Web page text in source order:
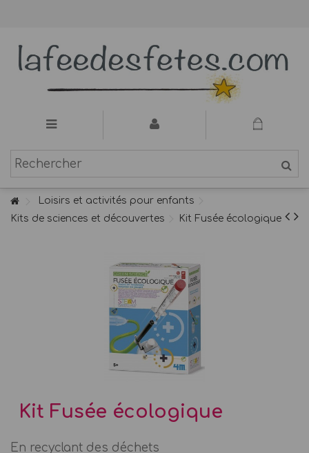
Loisirs et activités pour enfants
Kits de sciences et découvertes
Kit Fusée écologique
Kit Fusée écologique
En recyclant des déchets